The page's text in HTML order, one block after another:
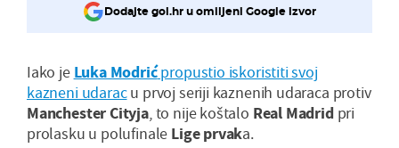
Dodajte gol.hr u omiljeni Google izvor
Iako je Luka Modrićpropustio iskoristiti svoj
kazneni udaracu prvoj seriji kaznenih udaraca protiv
Manchester Cityja, to nije koštalo Real Madridpri
prolasku u polufinale Lige prvaka.